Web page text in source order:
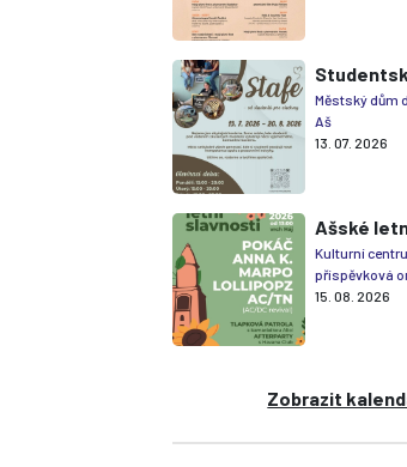
Městský dům
Aš
13. 07. 2026
Ašské
Kulturní
příspěvková
15. 08. 2026
Zobrazit